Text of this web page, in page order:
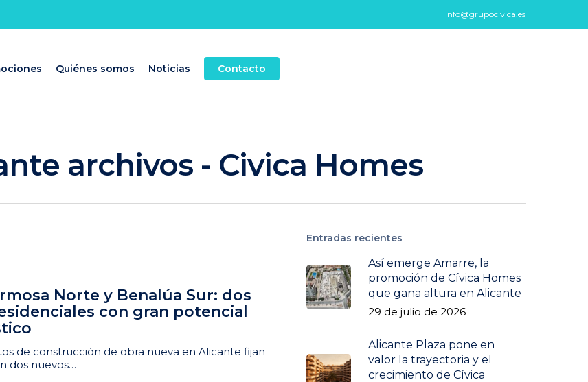
info@grupocivica.es
Quiénes somos Noticias Contacto
archivos - Civica Homes
Norte y Benalúa Sur: dos
con gran potencial
de construcción de obra nueva en Alicante fijan
dos nuevos…
Entradas recientes
Así emerge Amarre, la
promoción de Cívica Homes
que gana altura en Alicante
29 de julio de 2026
Alicante Plaza pone en
valor la trayectoria y el
crecimiento de Cívica